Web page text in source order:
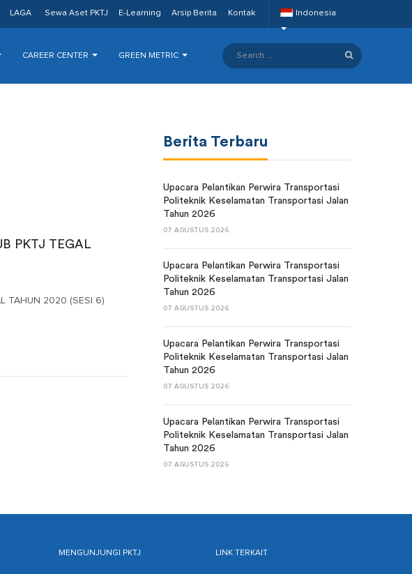
LAGA Sewa Aset PKTJ E-Learning Arsip Berita Kontak Indonesia
CAREER CENTER GREEN METRIC
PKTJ TEGAL
TAHUN 2020 (SESI 6)
Berita Terbaru
Upacara Pelantikan Perwira Transportasi
Politeknik Keselamatan Transportasi Jalan
Tahun 2026
07 AGUSTUS 2026
Upacara Pelantikan Perwira Transportasi
Politeknik Keselamatan Transportasi Jalan
Tahun 2026
07 AGUSTUS 2026
Upacara Pelantikan Perwira Transportasi
Politeknik Keselamatan Transportasi Jalan
Tahun 2026
07 AGUSTUS 2026
Upacara Pelantikan Perwira Transportasi
Politeknik Keselamatan Transportasi Jalan
Tahun 2026
07 AGUSTUS 2026
MENGUNJUNGI PKTJ LINK TERKAIT